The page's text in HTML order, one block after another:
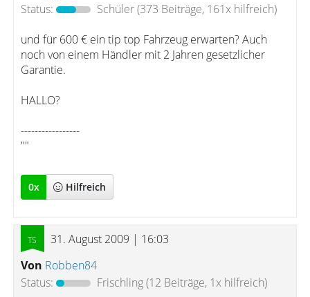
Status:
Schüler(373 Beiträge, 161x hilfreich)
und für 600 € ein tip top Fahrzeug erwarten? Auch
noch von einem Händler mit 2 Jahren gesetzlicher
Garantie.
HALLO?
-----------------
""
0x Hilfreich
31. August 2009 | 16:03
Von Robben84
Status:
Frischling(12 Beiträge, 1x hilfreich)